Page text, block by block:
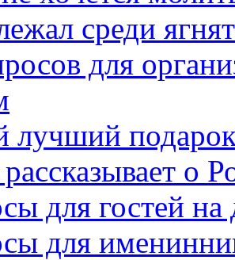
среди ягнят
для
лучший
о
для гостей
для